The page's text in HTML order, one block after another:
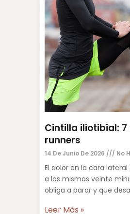
Cintilla iliotibial:
runners
14 De Junio De 2026 No
El dolor en la cara
a los mismos veinte
obliga a parar y que
Leer Más »